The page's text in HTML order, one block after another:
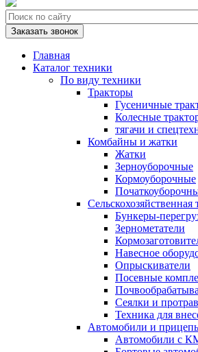
Заказать звонок
Главная
Каталог техники
По виду техники
Тракторы
Гусеничные
Колесные
тягачи и
Комбайны и жатки
Жатки
Зерноуборочные
Кормоуборочные
Сельскохозяйственная
Бункеры-
Зернометатели
Навесное
Опрыскиватели
Посевные
Сеялки и
Техника для
Автомобили и
Автомобили с